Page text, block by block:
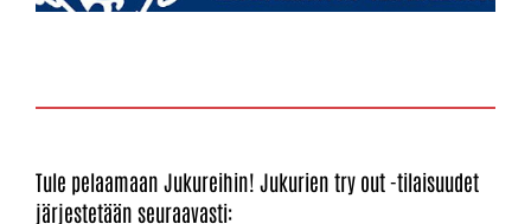
Tule pelaamaan Jukureihin! Jukurien try out -tilaisuudet
järjestetään seuraavasti: